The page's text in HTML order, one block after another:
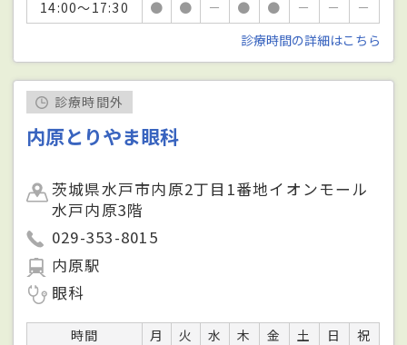
14:00～17:30 ● ● － ● ● － －
－
診療時間の詳細はこちら
診療時間外
内原とりやま眼科
茨城県水戸市内原2丁目1番地イオンモール
水戸内原3階
029-353-8015
内原駅
眼科
時間 月 火 水 木 金 土 日
祝